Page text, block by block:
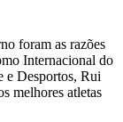
foram as razões
Internacional do
e Desportos, Rui
melhores atletas